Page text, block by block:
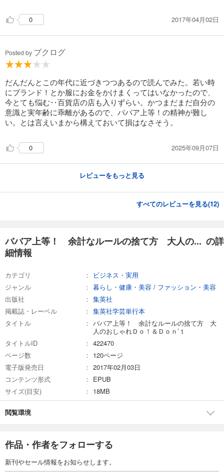
0 2017年04月02日
Posted by ブクログ
だんだんとこの年代に近づきつつあるので読んでみた。若い時
にブランド！とか服にお金をかけまくってはいなかったので、
今とても悩む‥百貨店の店も入りずらい。かつまだまだ自分の
意識と実年齢に乖離があるので、ババア上等！の精神が難し
い。とは言えいまから構えておいて損はなさそう。
0 2025年09月07日
レビューをもっと見る
すべてのレビューを見る(12)
ババア上等！ 余計なルールの捨て方 大人の... の詳
細情報
カテゴリ
ビジネス・実用
ジャンル
暮らし・健康・美容 / ファッション・美容
出版社
集英社
掲載誌・レーベル
集英社学芸単行本
タイトル
ババア上等！ 余計なルールの捨て方 大
人のおしゃれＤｏ！＆Ｄｏｎ’ｔ
タイトルID
422470
ページ数
120ページ
電子版発売日
2017年02月03日
コンテンツ形式
EPUB
サイズ(目安)
18MB
閲覧環境
作品・作者をフォローする
新刊やセール情報をお知らせします。